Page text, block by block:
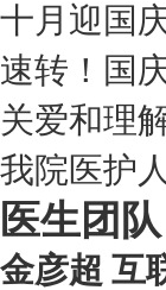
十月迎国
速转！国
关爱和理
我院医护
医生团队
金彦超 互